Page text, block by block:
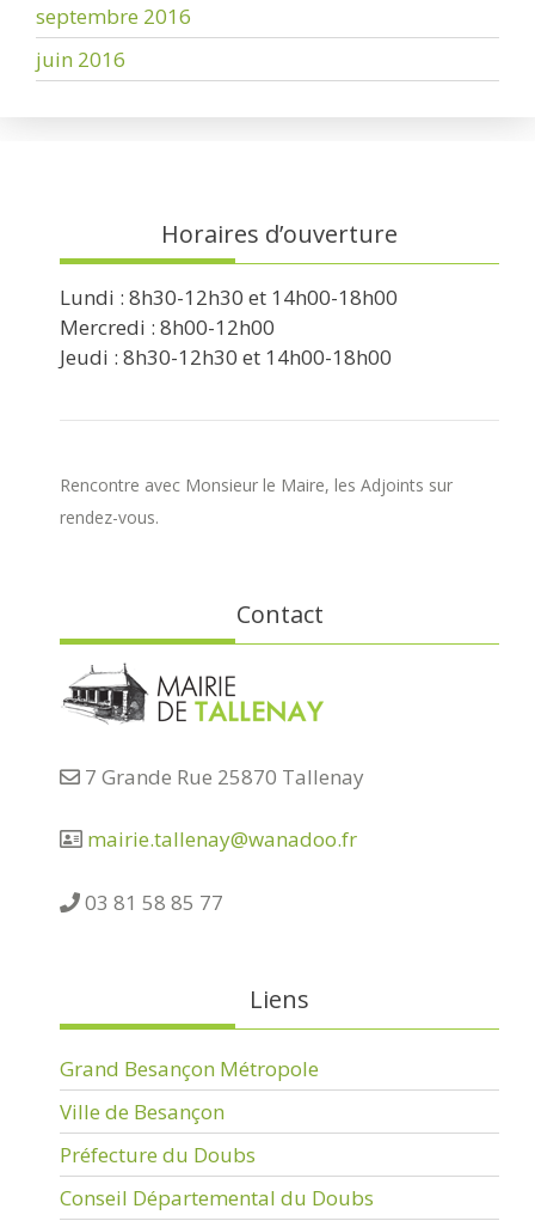
septembre 2016
juin 2016
Horaires d’ouverture
Lundi : 8h30-12h30 et 14h00-18h00
Mercredi : 8h00-12h00
Jeudi : 8h30-12h30 et 14h00-18h00
Rencontre avec Monsieur le Maire, les Adjoints sur
rendez-vous.
Contact
7 Grande Rue 25870 Tallenay
mairie.tallenay@wanadoo.fr
03 81 58 85 77
Liens
Grand Besançon Métropole
Ville de Besançon
Préfecture du Doubs
Conseil Départemental du Doubs